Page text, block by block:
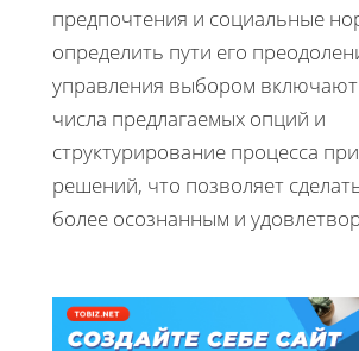
предпочтения и социальные
определить пути его
управления выбором
числа предлагаемых опций и
структурирование процесса
решений, что позволяет
более осознанным и